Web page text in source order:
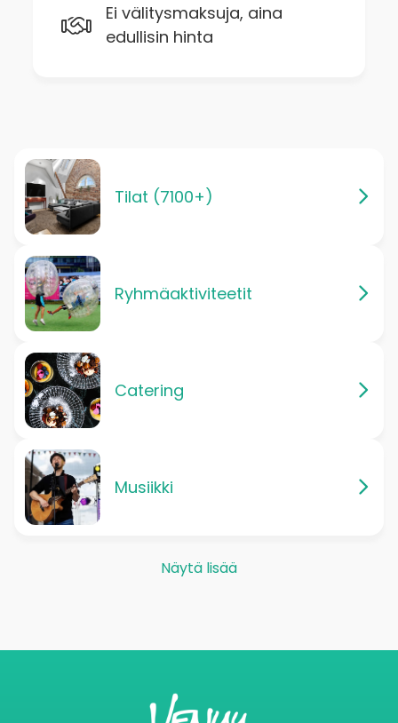
Ei välitysmaksuja, aina
edullisin hinta
Tilat (7100+)
Ryhmäaktiviteetit
Catering
Musiikki
Näytä lisää